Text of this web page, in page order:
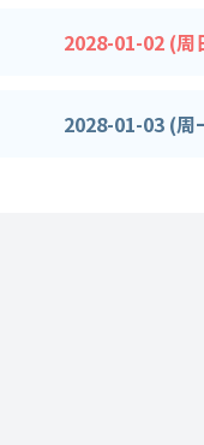
2028-01-02 (周
2028-01-03 (周